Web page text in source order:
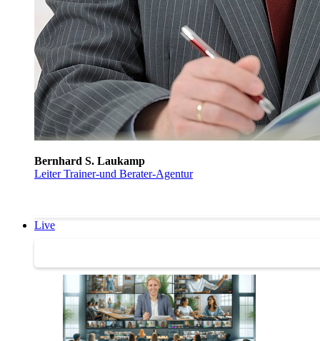
Bernhard S. Laukamp
Leiter Trainer-und Berater-Agentur
Live